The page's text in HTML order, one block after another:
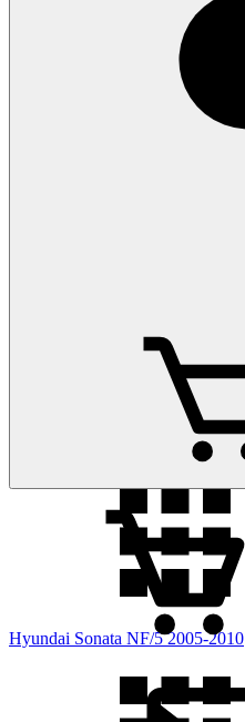
Hyundai Santa Fe 2018-
Hyundai Sonata NF/5 2005-2010